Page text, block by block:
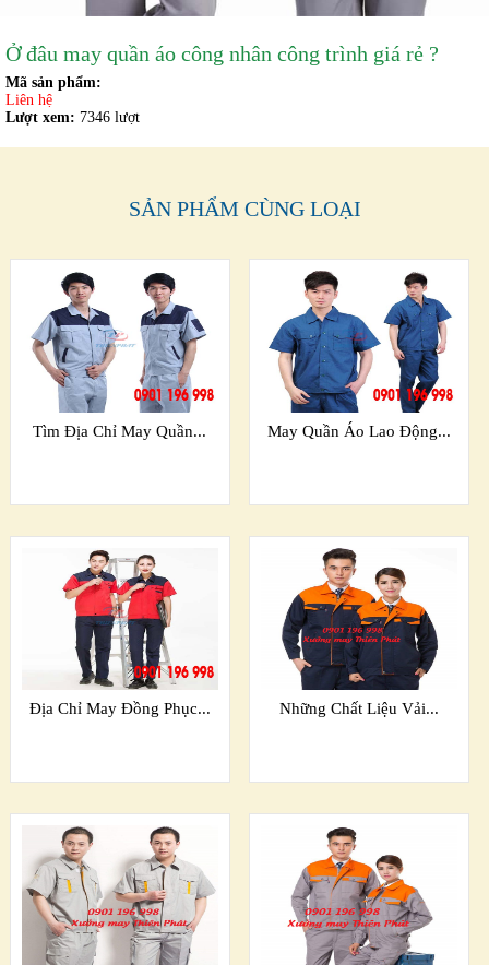
Ở đâu may quần áo công nhân công trình giá rẻ ?
Mã sản phẩm:
Liên hệ
Lượt xem: 7346 lượt
SẢN PHẨM CÙNG LOẠI
Tìm Địa Chỉ May Quần... May Quần Áo Lao Động...
Địa Chỉ May Đồng Phục... Những Chất Liệu Vải...